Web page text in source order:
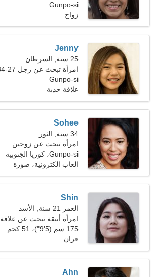
الفيديو
Gunpo-si
زواج
Jenny
25 سنة, السرطان
امرأة تبحث عن رجل 27-34
Gunpo-si
علاقة جدية
Sohee
34 سنة, الثور
امرأة تبحث عن زوجين
Gunpo-si، كوريا الجنوبية
العاب الكترونية، صورة
فوتوغرافية
Shin
العمر 21 سنة, الأسد
امرأة أنيقة تبحث عن علاقة
حقيقية
175 سم (5'9")، 51 كجم
(112 رطلا)
قران
Ahn